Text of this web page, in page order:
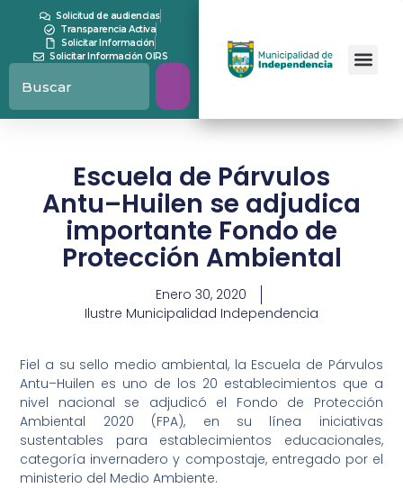
Solicitud de audiencias
Transparencia Activa
Solicitar Información
Solicitar Información OIRS
Escuela de Párvulos
Antu–Huilen se adjudica
importante Fondo de
Protección Ambiental
Enero 30, 2020
Ilustre Municipalidad Independencia
Fiel a su sello medio ambiental, la Escuela de Párvulos
Antu–Huilen es uno de los 20 establecimientos que a
nivel nacional se adjudicó el Fondo de Protección
Ambiental 2020 (FPA), en su línea iniciativas
sustentables para establecimientos educacionales,
categoría invernadero y compostaje, entregado por el
ministerio del Medio Ambiente.